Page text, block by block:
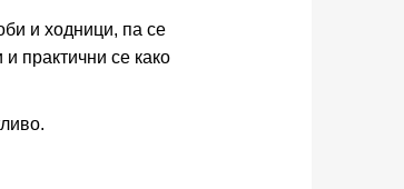
и ходници, па се
практични се како